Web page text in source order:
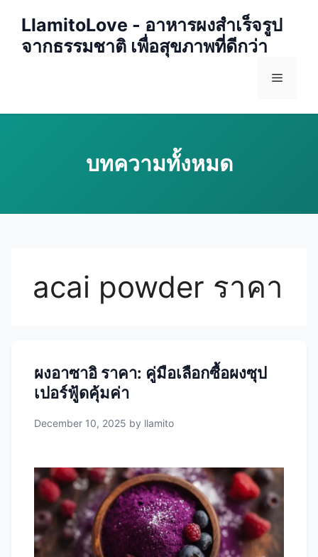
content
LlamitoLove - อาหารผงสำเร็จรูป
จากธรรมชาติ เพื่อสุขภาพที่ดีกว่า
Menu
acai powder ราคา
ผงอาซาอิ ราคา: คู่มือเลือกซื้อผงซุป
เปอร์ฟู้ดคุ้มค่า
December 10, 2025 by llamito